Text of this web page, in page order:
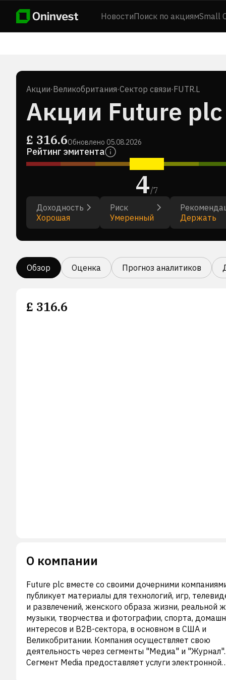
НовостиПоиск по акциямSmall
Акции·Великобритания·Сектор связи·FUTR.L
Акции Future plc
£ 316.6Обновлено 05.08.2026
Рейтинг эмитента
4/7
Доходность
Хорошая
Риск
Умеренный
Держать
Обзор Оценка Прогноз аналитиков
£ 316.6
О компании
Future plc вместе со своими дочерними
публикует материалы для технологий, игр,
и развлечений, женского образа жизни, реальной
музыки, творчества и фотографии, спорта,
интересов и B2B-сектора, в основном в США и
Великобритании. Компания осуществляет свою
деятельность через сегменты "Медиа" и "Журнал".
Сегмент Media предоставляет услуги электронной